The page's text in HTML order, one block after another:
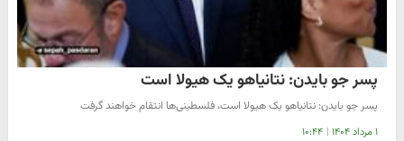
پسر جو بایدن: نتانیاهو یک هیولا است
پسر جو بایدن: نتانیاهو یک هیولا است، فلسطینی‌ها انتقام خواهند گرفت
۱ مرداد ۱۴۰۴ | ۱۰:۴۴